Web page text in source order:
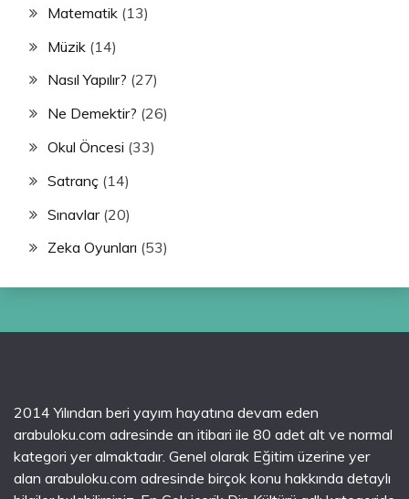
Matematik (13)
Müzik (14)
Nasıl Yapılır? (27)
Ne Demektir? (26)
Okul Öncesi (33)
Satranç (14)
Sınavlar(20)
Zeka Oyunları (53)
2014 Yılından beri yayım hayatına devam eden
arabuloku.com adresinde an itibari ile 80 adet alt ve normal
kategori yer almaktadır. Genel olarak Eğitim üzerine yer
alan arabuloku.com adresinde birçok konu hakkında detaylı